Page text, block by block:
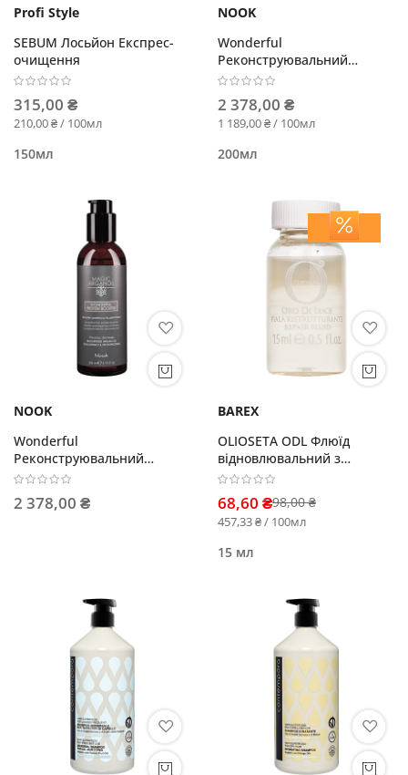
Profi Style
SEBUM Лосьйон Експрес-
очищення
315,00 ₴
210,00 ₴ / 100мл
150мл
NOOK
Wonderful
Реконструювальний
протеїновий бустер-догляд
2 378,00 ₴
1 189,00 ₴ / 100мл
200мл
NOOK
Wonderful
Реконструювальний
протеїновий бустер-догляд
2 378,00 ₴
BAREX
OLIOSETA ODL Флюїд
відновлювальний з
протеїнами шовку
68,60 ₴98,00 ₴
457,33 ₴ / 100мл
15 мл